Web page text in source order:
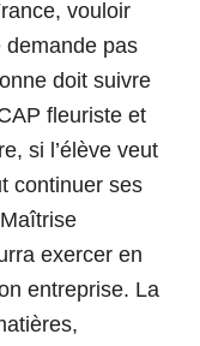
vouloir
demande pas
doit suivre
fleuriste et
si l’élève veut
continuer ses
exercer en
entreprise. La